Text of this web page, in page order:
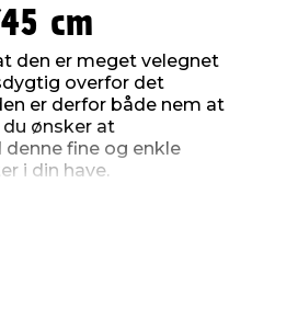
cm
den er meget velegnet
overfor det
er derfor både nem at
ønsker at
fine og enkle
i din have.
bedre tåle at stå ude
holdbarheden.